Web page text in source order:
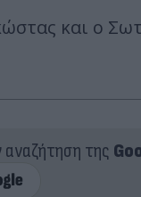
και ο
της